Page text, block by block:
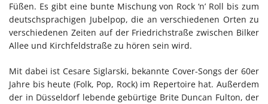
Füßen. Es gibt eine bunte Mischung von Rock ‘n’ Roll bis zum
deutschsprachigen Jubelpop, die an verschiedenen Orten zu
verschiedenen Zeiten auf der Friedrichstraße zwischen Bilker
Allee und Kirchfeldstraße zu hören sein wird.
Mit dabei ist Cesare Siglarski, bekannte Cover-Songs der 60er
Jahre bis heute (Folk, Pop, Rock) im Repertoire hat. Außerdem
der in Düsseldorf lebende gebürtige Brite Duncan Fulton, der